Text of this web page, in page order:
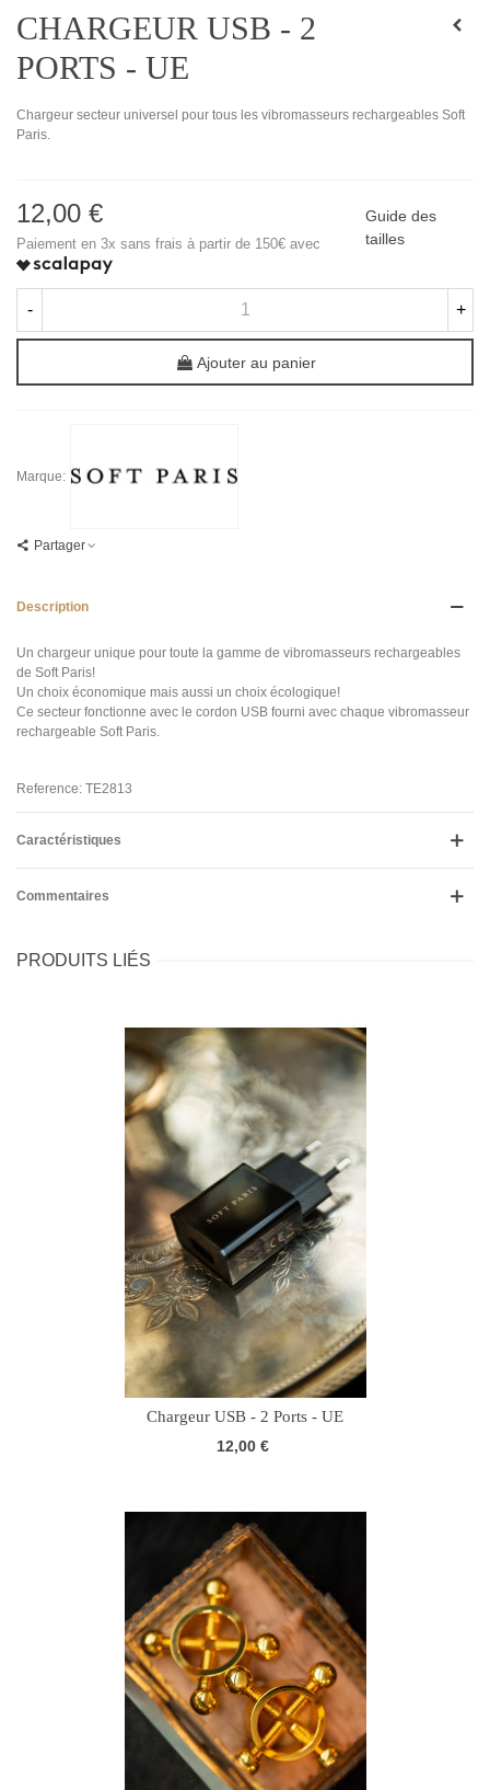
CHARGEUR USB - 2
PORTS - UE
Chargeur secteur universel pour tous les vibromasseurs rechargeables Soft
Paris.
12,00 €
Paiement en 3x sans frais à partir de 150€ avec
Guide des
tailles
- +
Ajouter au panier
Marque:
Partager
Description
Un chargeur unique pour toute la gamme de vibromasseurs rechargeables
de Soft Paris!
Un choix économique mais aussi un choix écologique!
Ce secteur fonctionne avec le cordon USB fourni avec chaque vibromasseur
rechargeable Soft Paris.
Reference: TE2813
Caractéristiques
Commentaires
PRODUITS LIÉS
Chargeur USB - 2 Ports - UE
12,00 €